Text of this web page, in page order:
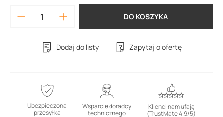
DO KOSZYKA
Dodaj do listy Zapytaj o ofertę
Ubezpieczona
przesyłka
Wsparcie doradcy
technicznego
Klienci nam ufają
(TrustMate 4.9/5)